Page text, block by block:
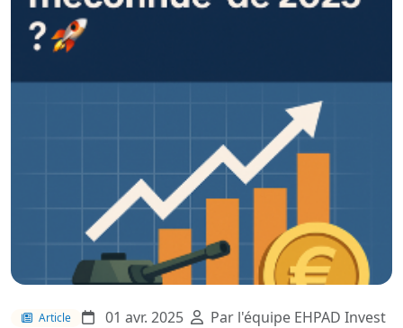
Article 01 avr. 2025 Par l'équipe EHPAD Invest